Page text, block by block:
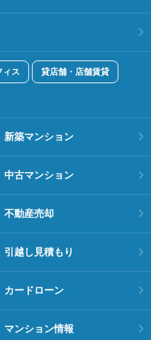
ィス 貸店舗・店舗賃貸
新築マンション
中古マンション
不動産売却
引越し見積もり
カードローン
マンション情報